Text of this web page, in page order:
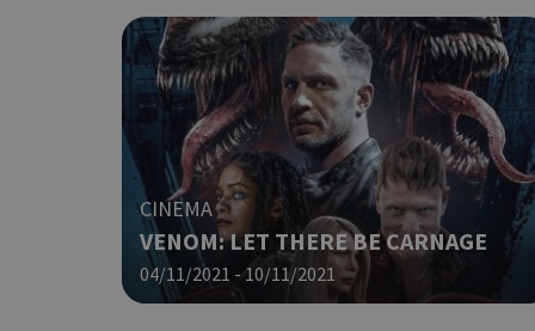
CINEMA
VENOM: LET THERE BE CARNAGE
04/11/2021 - 10/11/2021
Τα απολύτως
ιστότοπος δεν μπορεί
Ονοματεπώνυμο
G_ENABLED_IDPS
PHPSESSID